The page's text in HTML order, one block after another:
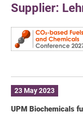
Supplier:
23 May 2023
UPM Biochemicals